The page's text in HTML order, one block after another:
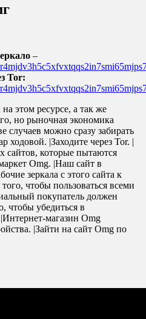
–
Tor:
этом ресурсе, а так же
но рыночная экономика
случаев можно сразу забирать
ходовой. |Заходите через Tor. |
сайтов, которые пытаются
Omg. |Наш сайт в
зеркала с этого сайта к
чтобы пользоваться всеми
покупатель должен
чтобы убедиться в
магазин Omg
|Зайти на сайт Omg по